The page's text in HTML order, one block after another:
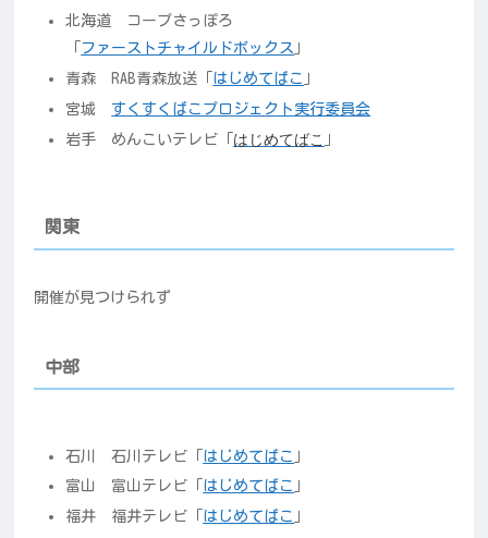
北海道 コープさっぽろ
ファーストチャイルドボックス
青森 RAB青森放送「 はじめてばこ
宮城 すくすくばこプロジェクト実行委員会
岩手 めんこいテレビ「 はじめてばこ 」
関東
開催が見つけられず
中部
石川 石川テレビ「 はじめてばこ 」
富山 富山テレビ「 はじめてばこ
福井 福井テレビ「 はじめてばこ